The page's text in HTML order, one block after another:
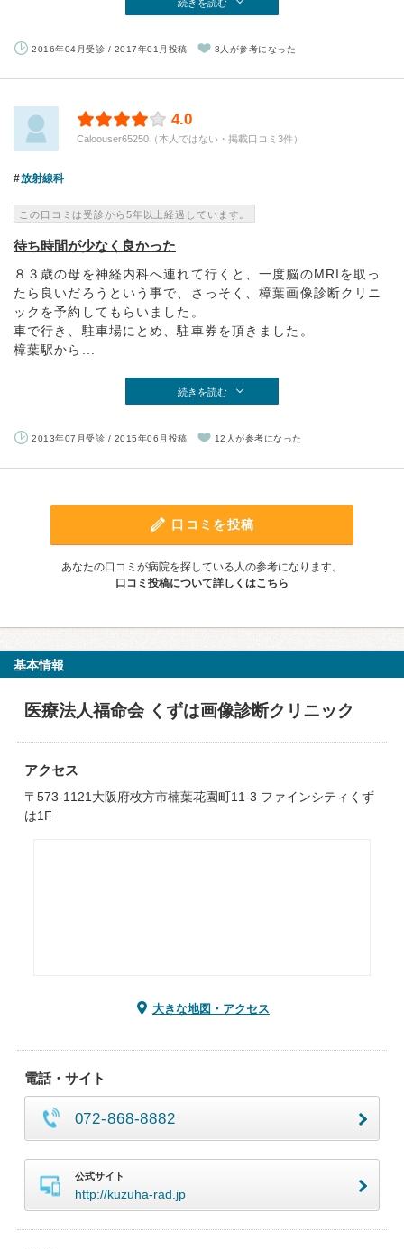
続きを読む
2016年04月受診 / 2017年01月投稿 8人が参考になった
4.0
Caloouser65250（本人ではない・掲載口コミ3件）
放射線科
この口コミは受診から5年以上経過しています。
待ち時間が少なく良かった
８３歳の母を神経内科へ連れて行くと、一度脳のMRIを取っ
たら良いだろうという事で、さっそく、樟葉画像診断クリニ
ックを予約してもらいました。
車で行き、駐車場にとめ、駐車券を頂きました。
樟葉駅から...
続きを読む
2013年07月受診 / 2015年06月投稿 12人が参考になった
口コミを投稿
あなたの口コミが病院を探している人の参考になります。
口コミ投稿について詳しくはこちら
基本情報
医療法人福命会 くずは画像診断クリニック
アクセス
〒573-1121大阪府枚方市楠葉花園町11-3 ファインシティくず
は1F
大きな地図・アクセス
電話・サイト
072-868-8882
公式サイト
http://kuzuha-rad.jp